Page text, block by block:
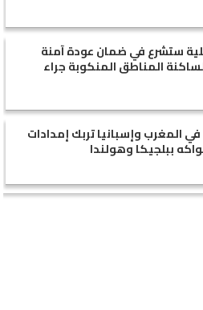
ستشرع في ضمان عودة آمنة
المناطق المنكوبة جراء
المغرب وإسبانيا تربك إمدادات
ببلجيكا وهولندا